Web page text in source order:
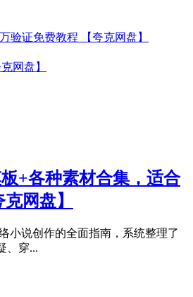
验证免费教程 【夸克网盘】
网盘】
+各种素材合集，适合
网盘】
小说创作的全面指南，系统整理了
、穿...